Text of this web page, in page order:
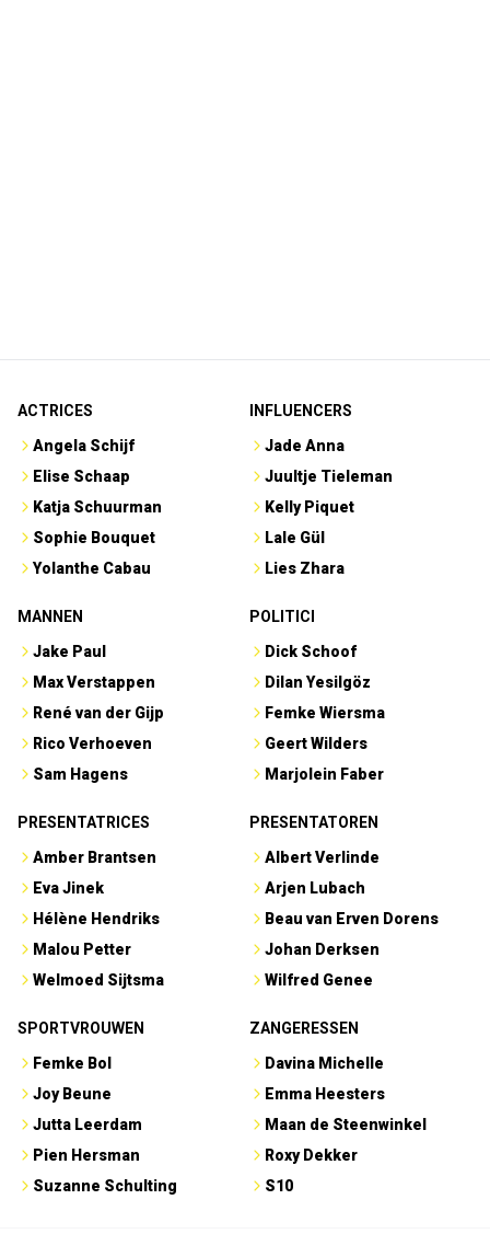
ACTRICES
Angela Schijf
Elise Schaap
Katja Schuurman
Sophie Bouquet
Yolanthe Cabau
INFLUENCERS
Jade Anna
Juultje Tieleman
Kelly Piquet
Lale Gül
Lies Zhara
MANNEN
Jake Paul
Max Verstappen
René van der Gijp
Rico Verhoeven
Sam Hagens
POLITICI
Dick Schoof
Dilan Yesilgöz
Femke Wiersma
Geert Wilders
Marjolein Faber
PRESENTATRICES
Amber Brantsen
Eva Jinek
Hélène Hendriks
Malou Petter
Welmoed Sijtsma
PRESENTATOREN
Albert Verlinde
Arjen Lubach
Beau van Erven Dorens
Johan Derksen
Wilfred Genee
SPORTVROUWEN
Femke Bol
Joy Beune
Jutta Leerdam
Pien Hersman
Suzanne Schulting
ZANGERESSEN
Davina Michelle
Emma Heesters
Maan de Steenwinkel
Roxy Dekker
S10